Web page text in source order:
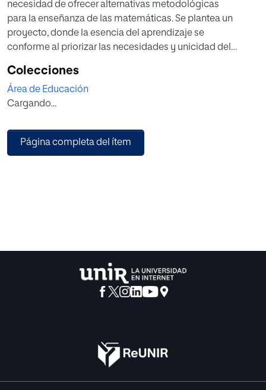
necesidad de ofrecer alternativas metodológicas
para la enseñanza de las matemáticas. Se plantea un
proyecto, donde la esencia del aprendizaje se
conforme al priorizar las necesidades y unicidad del
A partir de la creación de un laboratorio matemático, de
carácter manipulativo, se pretende
conseguir que el aprendizaje, esté más unido a la sorpresa
y mera cognición. Partiendo de un contexto de escuela
viva y activa, se diseña un espacio
aprender tocando, experimentado y
descubriendo por ellos mismos sus secretos.
Colecciones
Área de Educación
Cargando...
Página completa del ítem